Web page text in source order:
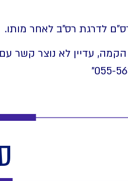
לדרגת רס"ב לאחר מותו.
עדיין לא נוצר קשר